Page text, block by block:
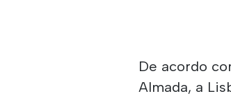
De acordo
Almada, a